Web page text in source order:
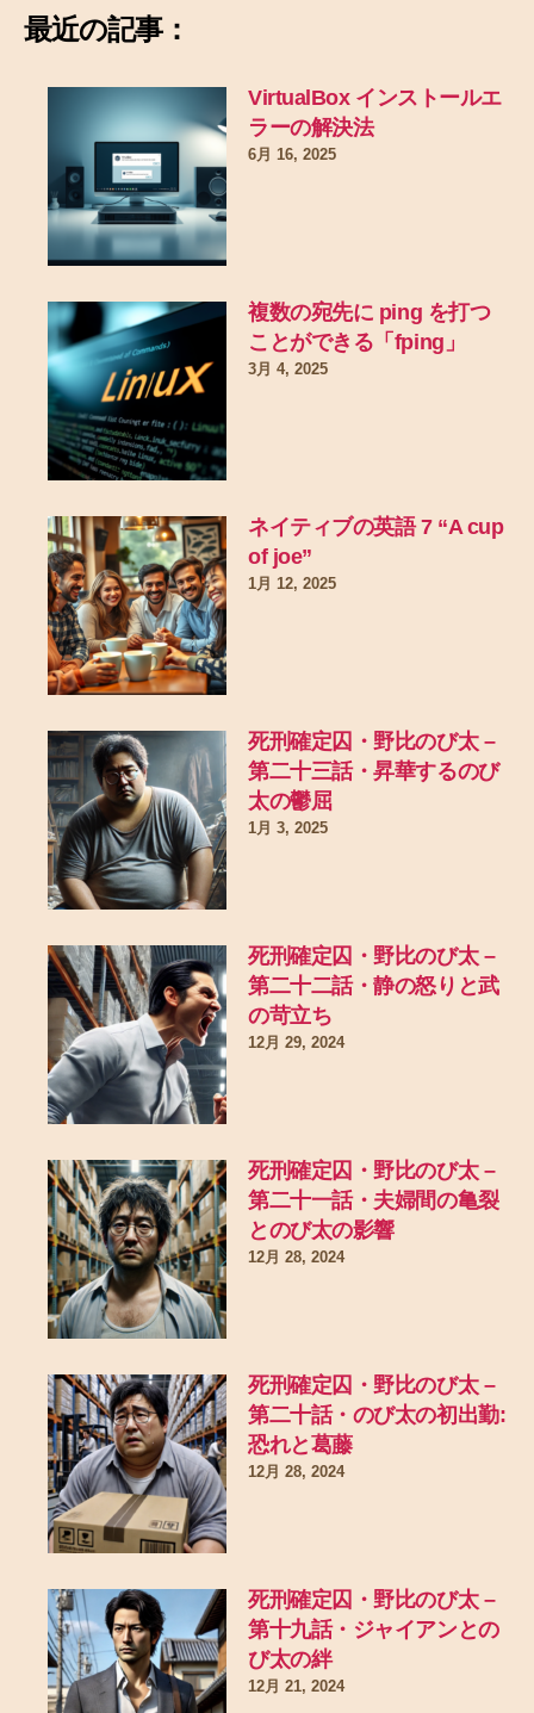
最近の記事：
VirtualBox インストールエ
ラーの解決法
6月 16, 2025
複数の宛先に ping を打つ
ことができる「fping」
3月 4, 2025
ネイティブの英語 7 “A cup
of joe”
1月 12, 2025
死刑確定囚・野比のび太 –
第二十三話・昇華するのび
太の鬱屈
1月 3, 2025
死刑確定囚・野比のび太 –
第二十二話・静の怒りと武
の苛立ち
12月 29, 2024
死刑確定囚・野比のび太 –
第二十一話・夫婦間の亀裂
とのび太の影響
12月 28, 2024
死刑確定囚・野比のび太 –
第二十話・のび太の初出勤:
恐れと葛藤
12月 28, 2024
死刑確定囚・野比のび太 –
第十九話・ジャイアンとの
び太の絆
12月 21, 2024